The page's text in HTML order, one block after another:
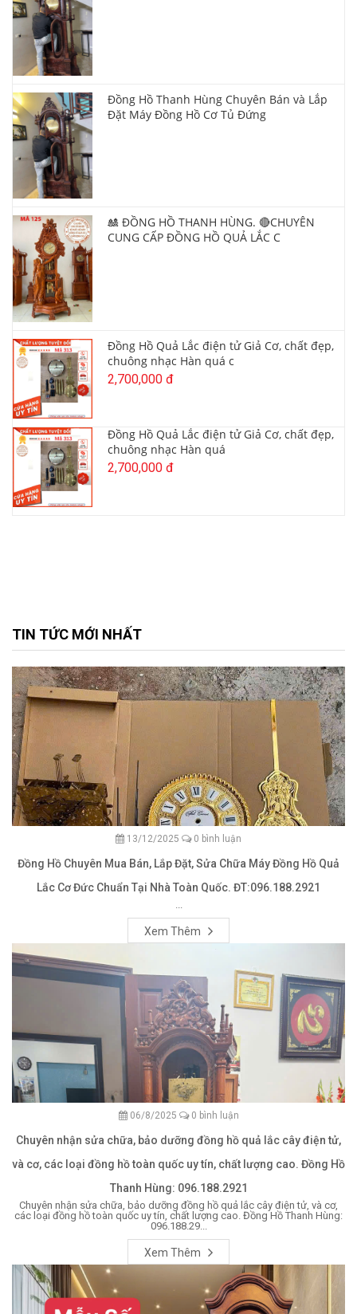
Đồng Hồ Thanh Hùng Chuyên Bán và Lắp
Đặt Máy Đồng Hồ Cơ Tủ Đứng
🎎 ĐỒNG HỒ THANH HÙNG. 🔴CHUYÊN
CUNG CẤP ĐỒNG HỒ QUẢ LẮC C
Đồng Hồ Quả Lắc điện tử Giả Cơ, chất đẹp,
chuông nhạc Hàn quá c
2,700,000 đ
Đồng Hồ Quả Lắc điện tử Giả Cơ, chất đẹp,
chuông nhạc Hàn quá
2,700,000 đ
TIN TỨC MỚI NHẤT
13/12/2025 0 bình luận
Đồng Hồ Chuyên Mua Bán, Lắp Đặt, Sửa Chữa Máy Đồng Hồ Quả
Lắc Cơ Đức Chuẩn Tại Nhà Toàn Quốc. ĐT:096.188.2921
Xem Thêm
06/8/2025 0 bình luận
Chuyên nhận sửa chữa, bảo dưỡng đồng hồ quả lắc cây điện tử,
và cơ, các loại đồng hồ toàn quốc uy tín, chất lượng cao. Đồng Hồ
Thanh Hùng: 096.188.2921
Chuyên nhận sửa chữa, bảo dưỡng đồng hồ quả lắc cây điện tử, và cơ,
các loại đồng hồ toàn quốc uy tín, chất lượng cao. Đồng Hồ Thanh Hùng:
096.188.29...
Xem Thêm